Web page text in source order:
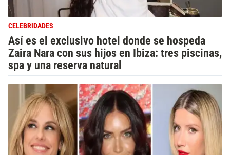
CELEBRIDADES
Así es el exclusivo hotel donde se hospeda
Zaira Nara con sus hijos en Ibiza: tres piscinas,
spa y una reserva natural